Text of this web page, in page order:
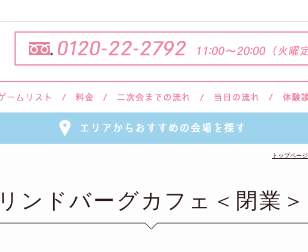
トップページ
リンドバーグカフェ＜閉業＞